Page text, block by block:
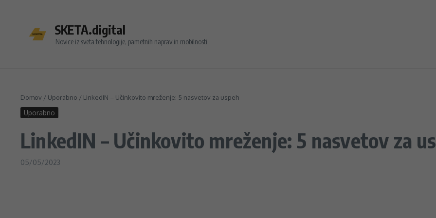
SKETA.digital
Novice iz sveta tehnologije, pametnih naprav in mobilnosti
Domov / Uporabno / LinkedIN – Učinkovito mreženje: 5 nasvetov za uspeh
Uporabno
LinkedIN – Učinkovito mreženje: 5 nasvetov za
05/05/2023